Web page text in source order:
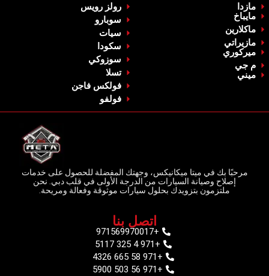
‏مازدا‏
‏مايباخ‏
‏ماكلارين‏
‏مازيراتي‏
ميركوري
م جي
‏ميني‏
‏رولز رويس‏
‏سوبارو‏
سيات
‏سكودا‏
‏سوزوكي‏
‏تسلا‏
فولكس فاجن
‏فولفو‏
مرحبًا بك في ميتا ميكانيكس، وجهتك المفضلة للحصول على خدمات
إصلاح وصيانة السيارات من الدرجة الأولى في قلب دبي. نحن
ملتزمون بتزويدك بحلول سيارات موثوقة وفعالة ومريحة.
اتصل بنا
+971569970017
+971 4 325 5117
+971 58 665 4326
+971 56 503 5900